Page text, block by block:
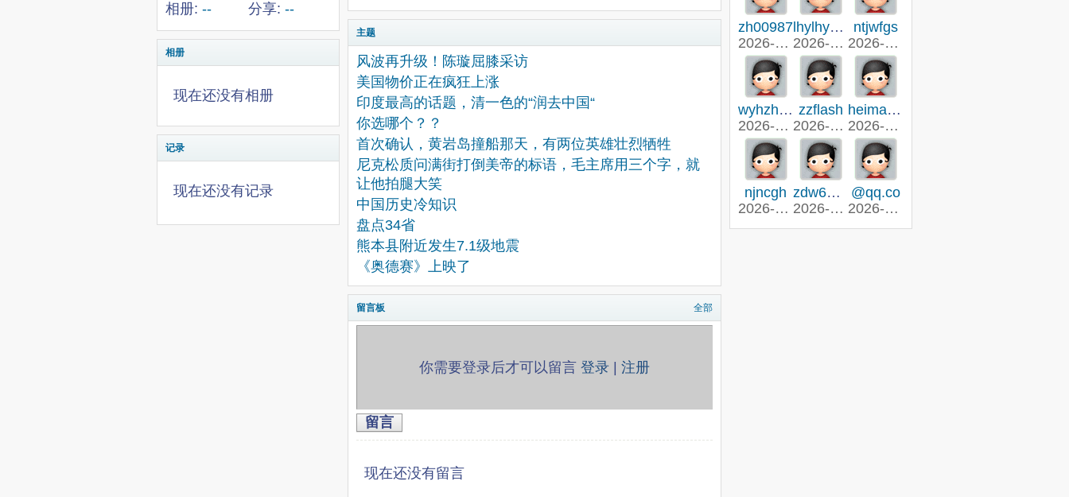
相册: -- 分享: --
相册
现在还没有相册
记录
现在还没有记录
主题
风波再升级！陈璇屈膝采访
美国物价正在疯狂上涨
印度最高的话题，清一色的“润去中国“
你选哪个？？
首次确认，黄岩岛撞船那天，有两位英雄壮烈牺牲
尼克松质问满街打倒美帝的标语，毛主席用三个字，就
让他拍腿大笑
中国历史冷知识
盘点34省
熊本县附近发生7.1级地震
《奥德赛》上映了
留言板 全部
你需要登录后才可以留言 登录 注册
留言
现在还没有留言
zh00987
2026-8-2 15:31
lhylhy110
2026-8-1 23:59
ntjwfgs
2026-8-1 19:39
wyhzh8522
2026-8-1 10:52
zzflash
2026-7-31 15:12
heimalixin
2026-7-31 14:04
njncgh
2026-7-31 12:22
zdw666666
2026-7-31 11:14
@qq.co
2026-7-29 17:06